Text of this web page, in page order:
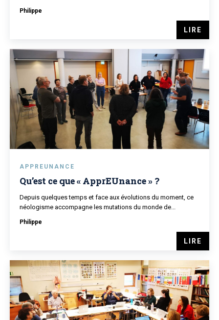
Philippe
LIRE
APPREUNANCE
Qu’est ce que « ApprEUnance » ?
Depuis quelques temps et face aux évolutions du moment, ce
néologisme accompagne les mutations du monde de...
Philippe
LIRE